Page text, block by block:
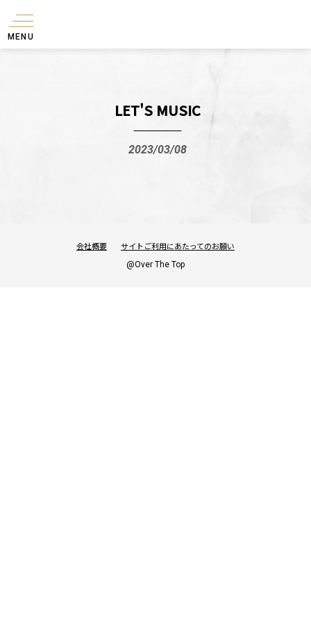
MENU
LET'S MUSIC
2023/03/08
会社概要 サイトご利用にあたってのお願い
@Over The Top